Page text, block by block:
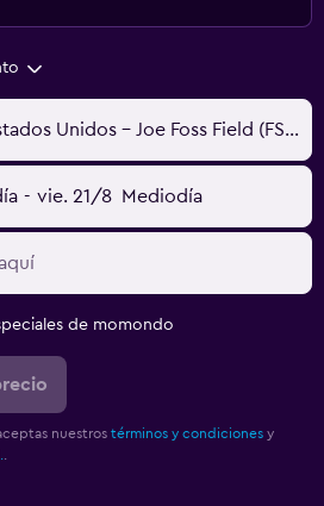
Sioux Falls, SD, Estados Unidos - Joe Foss Field (FSD)
- vie. 21/8 Mediodía
de momondo
nuestros términos y condiciones y
.